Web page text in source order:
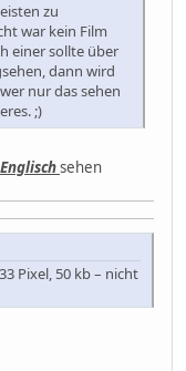
zu
war kein Film
einer sollte über
dann wird
nur das sehen
;)
Englischsehen
Pixel, 50 kb – nicht